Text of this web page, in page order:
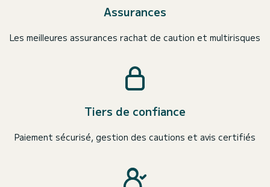
Assurances
Les meilleures assurances rachat de caution et multirisques
Tiers de confiance
Paiement sécurisé, gestion des cautions et avis certifiés